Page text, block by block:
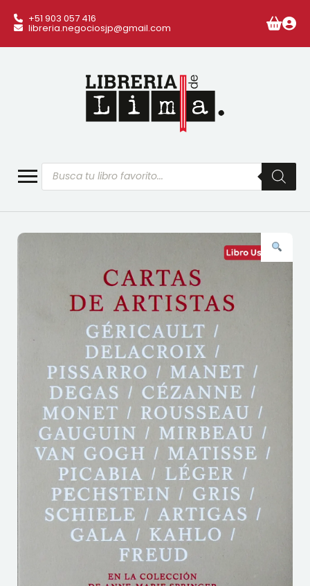
+51 903 057 416
libreria.negociosjp@gmail.com
Búsqueda
de
productos